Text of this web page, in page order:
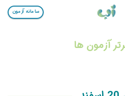
سامانه آزمون
آزمون ها